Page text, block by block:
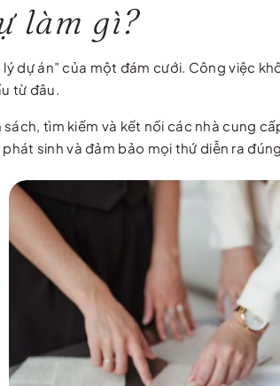
làm gì?
dự án” của một đám cưới. Công việc
từ đâu.
tìm kiếm và kết nối các nhà cung
sinh và đảm bảo mọi thứ diễn ra